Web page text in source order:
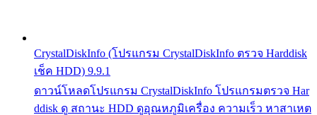
CrystalDiskInfo (โปรแกรม CrystalDiskInfo ตรวจ Harddisk
เช็ค HDD) 9.9.1
ดาวน์โหลดโปรแกรม CrystalDiskInfo โปรแกรมตรวจ Har
ddisk ดู สถานะ HDD ดูอุณหภูมิเครื่อง ความเร็ว หาสาเหต